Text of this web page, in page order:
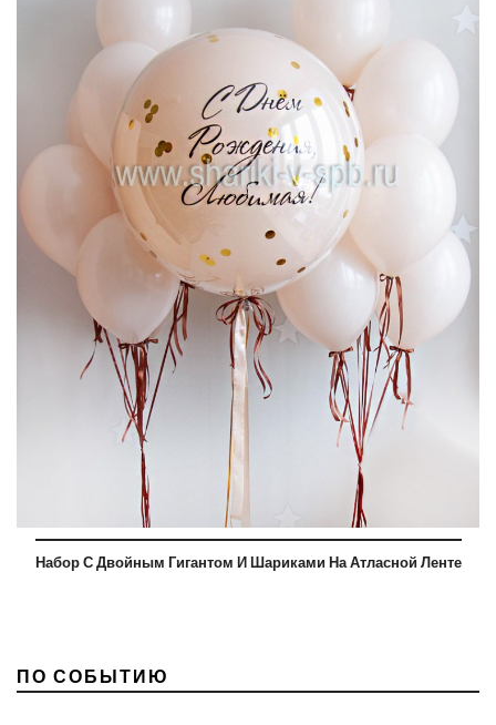
Набор С Двойным Гигантом И Шариками На Атласной Ленте
ПО СОБЫТИЮ